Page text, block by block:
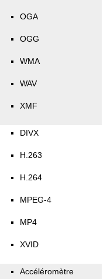
OGA
OGG
WMA
WAV
XMF
DIVX
H.263
H.264
MPEG-4
MP4
XVID
Accéléromètre